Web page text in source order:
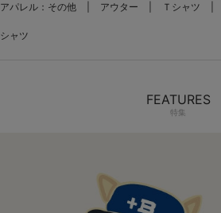
アパレル：その他 アウター Ｔシャツ
シャツ
FEATURES
特集